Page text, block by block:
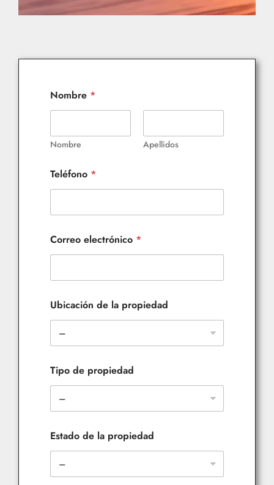
Nombre *
Nombre Apellidos
Teléfono *
Correo electrónico *
Ubicación de la propiedad
Tipo de propiedad
Estado de la propiedad